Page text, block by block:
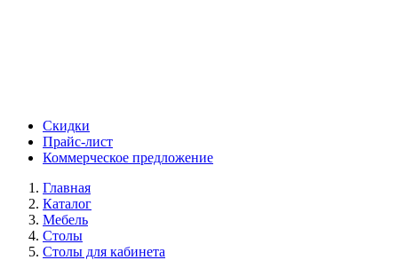
Скидки
Прайс-лист
Коммерческое предложение
Главная
Каталог
Мебель
Столы
Столы для кабинета